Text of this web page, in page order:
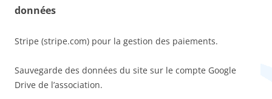
données
Stripe (stripe.com) pour la gestion des paiements.
Sauvegarde des données du site sur le compte Google
Drive de l’association.